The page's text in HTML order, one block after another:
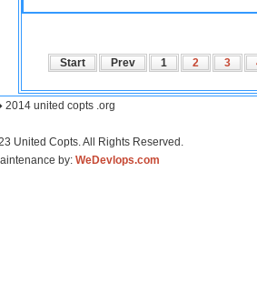
Start Prev 1 2 3
united copts .org
United Copts. All Rights Reserved.
by: WeDevlops.com